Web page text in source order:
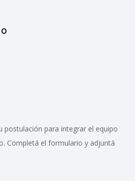
postulación para integrar el equipo
Completá el formulario y adjuntá